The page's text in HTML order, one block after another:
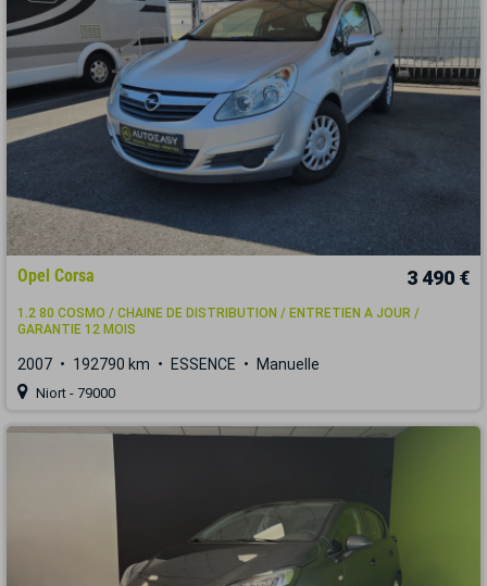
Opel Corsa 3 490 €
1.2 80 COSMO / CHAINE DE DISTRIBUTION / ENTRETIEN A JOUR /
GARANTIE 12 MOIS
2007 192790 km ESSENCE Manuelle
Niort - 79000